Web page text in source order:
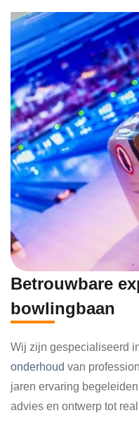
Betrouwbare
bowlingbaan
Wij zijn gespecialiseerd
onderhoud van
jaren ervaring
advies en ontwerp tot